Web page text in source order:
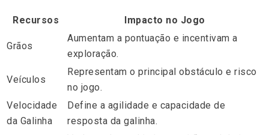
Recursos Impacto no Jogo
Grãos
Aumentam a pontuação e incentivam a
exploração.
Veículos
Representam o principal obstáculo e risco
no jogo.
Velocidade
da Galinha
Define a agilidade e capacidade de
resposta da galinha.